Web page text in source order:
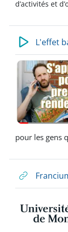
d’activités et
L'effet
pour les gens